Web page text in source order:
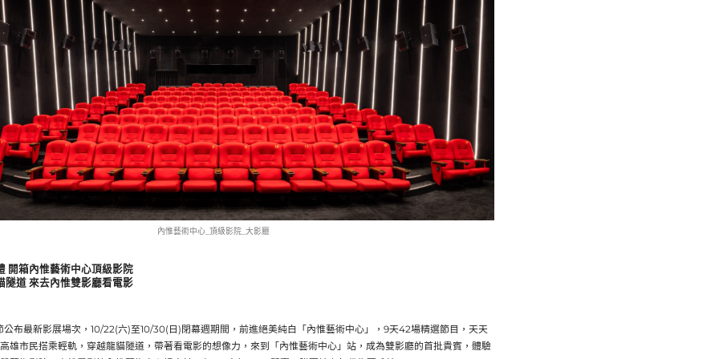
內惟藝術中心_頂級影院_大影廳
開箱內惟藝術中心頂級影院
隧道 來去內惟雙影廳看電影
布最新影展場次，10/22(六)至10/30(日)閉幕週期間，前進絕美純白「內惟藝術中心」，9天42場精選節目，天天
雄市民搭乘輕軌，穿越龍貓隧道，帶著看電影的想像力，來到「內惟藝術中心」站，成為雙影廳的首批貴賓，體驗